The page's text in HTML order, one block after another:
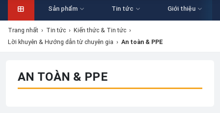
Sản phẩm Tin tức Giới thiệu
Trang nhất › Tin tức › Kiến thức & Tin tức ›
Lời khuyên & Hướng dẫn từ chuyên gia › An toàn & PPE
AN TOÀN & PPE